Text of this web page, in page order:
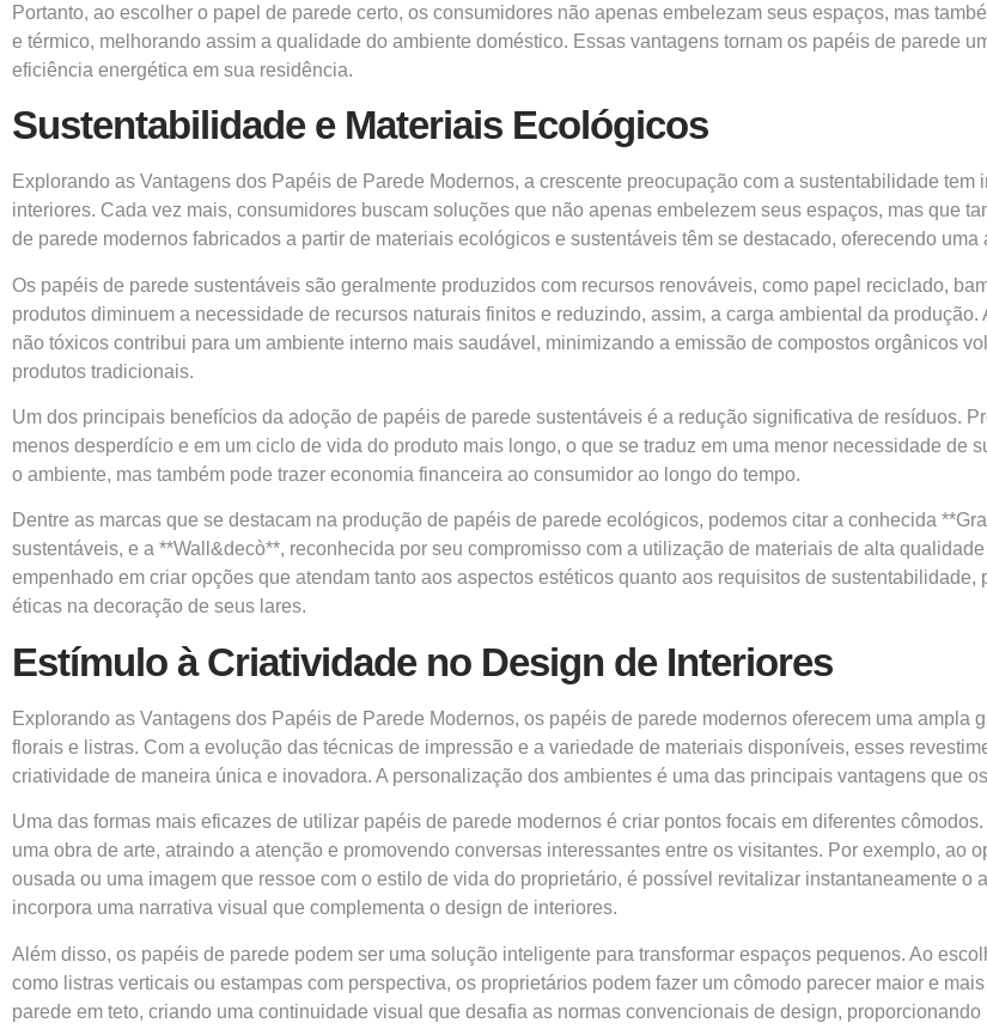
Portanto, ao escolher o papel de parede certo, os consumidores não apenas embelezam seus espaços, mas
e térmico, melhorando assim a qualidade do ambiente doméstico. Essas vantagens tornam os papéis de parede
eficiência energética em sua residência.
Sustentabilidade e Materiais Ecológicos
Explorando as Vantagens dos Papéis de Parede Modernos, a crescente preocupação com a sustentabilidade
interiores. Cada vez mais, consumidores buscam soluções que não apenas embelezem seus espaços, mas que
de parede modernos fabricados a partir de materiais ecológicos e sustentáveis têm se destacado, oferecendo
Os papéis de parede sustentáveis são geralmente produzidos com recursos renováveis, como papel reciclado,
produtos diminuem a necessidade de recursos naturais finitos e reduzindo, assim, a carga ambiental da
não tóxicos contribui para um ambiente interno mais saudável, minimizando a emissão de compostos orgânicos
produtos tradicionais.
Um dos principais benefícios da adoção de papéis de parede sustentáveis é a redução significativa de resíduos.
menos desperdício e em um ciclo de vida do produto mais longo, o que se traduz em uma menor necessidade de
o ambiente, mas também pode trazer economia financeira ao consumidor ao longo do tempo.
Dentre as marcas que se destacam na produção de papéis de parede ecológicos, podemos citar a conhecida
sustentáveis, e a **Wall&decò**, reconhecida por seu compromisso com a utilização de materiais de alta
empenhado em criar opções que atendam tanto aos aspectos estéticos quanto aos requisitos de
éticas na decoração de seus lares.
Estímulo à Criatividade no Design de Interiores
Explorando as Vantagens dos Papéis de Parede Modernos, os papéis de parede modernos oferecem uma
florais e listras. Com a evolução das técnicas de impressão e a variedade de materiais disponíveis, esses
criatividade de maneira única e inovadora. A personalização dos ambientes é uma das principais vantagens que
Uma das formas mais eficazes de utilizar papéis de parede modernos é criar pontos focais em diferentes
uma obra de arte, atraindo a atenção e promovendo conversas interessantes entre os visitantes. Por exemplo, ao
ousada ou uma imagem que ressoe com o estilo de vida do proprietário, é possível revitalizar instantaneamente
incorpora uma narrativa visual que complementa o design de interiores.
Além disso, os papéis de parede podem ser uma solução inteligente para transformar espaços pequenos. Ao
como listras verticais ou estampas com perspectiva, os proprietários podem fazer um cômodo parecer maior e
parede em teto, criando uma continuidade visual que desafia as normas convencionais de design,